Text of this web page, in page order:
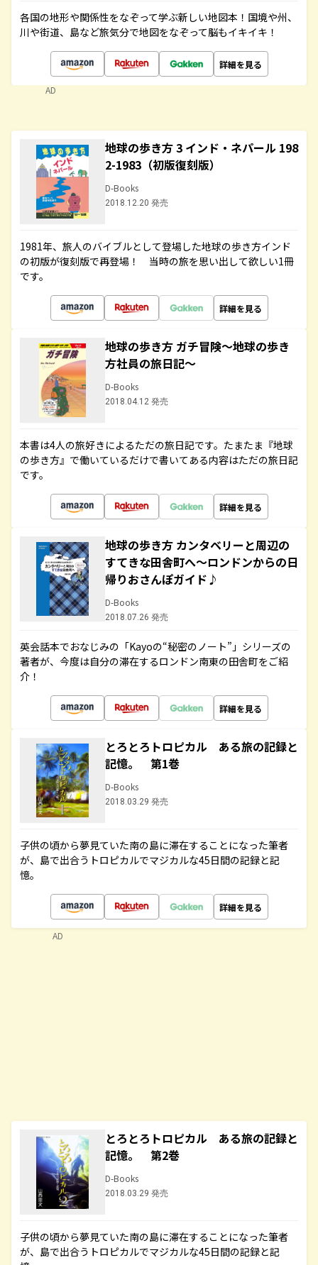
各国の地形や関係性をなぞって学ぶ新しい地図本！国境や州、
川や街道、島など旅気分で地図をなぞって脳もイキイキ！
詳細を見る
AD
地球の歩き方 3 インド・ネパール 198
2-1983（初版復刻版）
D-Books
2018.12.20 発売
1981年、旅人のバイブルとして登場した地球の歩き方インド
の初版が復刻版で再登場！ 当時の旅を思い出して欲しい1冊
です。
詳細を見る
地球の歩き方 ガチ冒険～地球の歩き
方社員の旅日記～
D-Books
2018.04.12 発売
本書は4人の旅好きによるただの旅日記です。たまたま『地球
の歩き方』で働いているだけで書いてある内容はただの旅日記
です。
詳細を見る
地球の歩き方 カンタベリーと周辺の
すてきな田舎町へ～ロンドンからの日
帰りおさんぽガイド♪
D-Books
2018.07.26 発売
英会話本でおなじみの「Kayoの“秘密のノート”」シリーズの
著者が、今度は自分の滞在するロンドン南東の田舎町をご紹
介！
詳細を見る
とろとろトロピカル ある旅の記録と
記憶。 第1巻
D-Books
2018.03.29 発売
子供の頃から夢見ていた南の島に滞在することになった筆者
が、島で出合うトロピカルでマジカルな45日間の記録と記
憶。
詳細を見る
とろとろトロピカル ある旅の記録と
記憶。 第2巻
D-Books
2018.03.29 発売
子供の頃から夢見ていた南の島に滞在することになった筆者
が、島で出合うトロピカルでマジカルな45日間の記録と記
AD